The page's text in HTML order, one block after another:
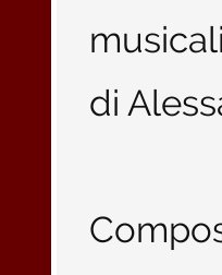
di